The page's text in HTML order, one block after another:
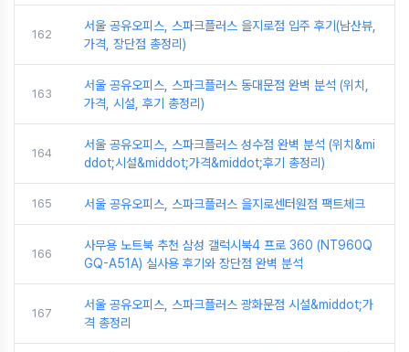
162
서울 공유오피스, 스파크플러스 을지로점 입주 후기(남산뷰,
가격, 장단점 총정리)
163
서울 공유오피스, 스파크플러스 동대문점 완벽 분석 (위치,
가격, 시설, 후기 총정리)
164
서울 공유오피스, 스파크플러스 성수점 완벽 분석 (위치&mi
ddot;시설&middot;가격&middot;후기 총정리)
165 서울 공유오피스, 스파크플러스 을지로센터원점 팩트체크
166
사무용 노트북 추천 삼성 갤럭시북4 프로 360 (NT960Q
GQ-A51A) 실사용 후기와 장단점 완벽 분석
167
서울 공유오피스, 스파크플러스 광화문점 시설&middot;가
격 총정리